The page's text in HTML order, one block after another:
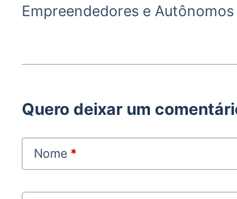
Empreendedores e
Quero deixar um
Nome *